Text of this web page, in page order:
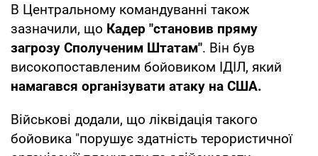
В Центральному командуванні також
зазначили, що Кадер "становив пряму
загрозу Сполученим Штатам". Він був
високопоставленим бойовиком ІДІЛ, який
намагався організувати атаку на США.
Військові додали, що ліквідація такого
бойовика "порушує здатність терористичної